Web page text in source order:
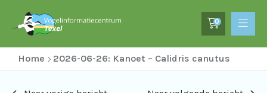
0
Home 2026-06-26: Kanoet – Calidris canutus